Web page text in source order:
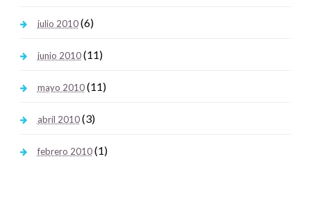
julio 2010(6)
junio 2010(11)
mayo 2010(11)
abril 2010(3)
febrero 2010(1)